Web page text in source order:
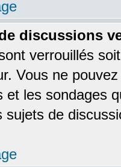
discussions
verrouillés
Vous ne
et les sondages
sujets de